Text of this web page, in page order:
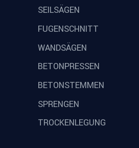
SEILSÄGEN
FUGENSCHNITT
WANDSÄGEN
BETONPRESSEN
BETONSTEMMEN
SPRENGEN
TROCKENLEGUNG